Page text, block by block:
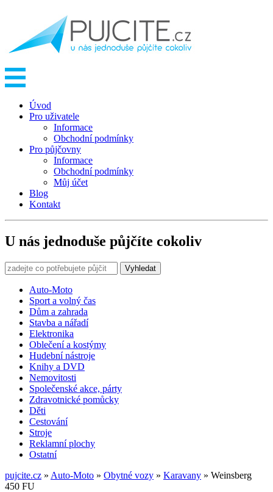
Úvod
Pro uživatele
Informace
Obchodní podmínky
Pro půjčovny
Informace
Obchodní podmínky
Můj účet
Blog
Kontakt
U nás jednoduše půjčíte cokoliv
Vyhledat
Auto-Moto
Sport a volný čas
Dům a zahrada
Stavba a nářadí
Elektronika
Oblečení a kostýmy
Hudební nástroje
Knihy a DVD
Nemovitosti
Společenské akce, párty
Zdravotnické pomůcky
Děti
Cestování
Stroje
Reklamní plochy
Ostatní
pujcite.cz » Auto-Moto » Obytné vozy » Karavany » Weinsberg
450 FU